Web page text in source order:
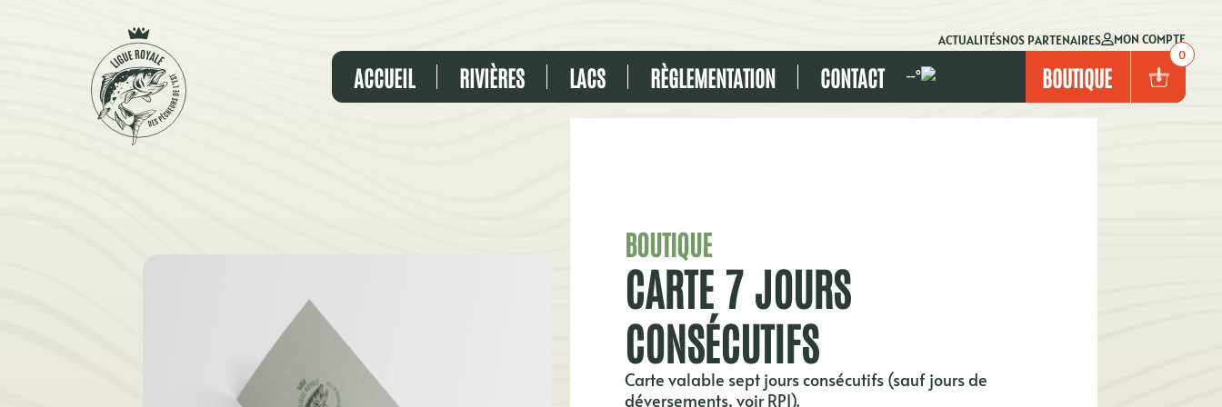
ACCUEIL RIVIÈRES LACS RÈGLEMENTATION CONTACT --° BOUTIQUE
0
ACTUALITÉSNOS PARTENAIRES MON COMPTE
BOUTIQUE
CARTE 7 JOURS
CONSÉCUTIFS
Carte valable sept jours consécutifs (sauf jours de
déversements, voirRPI).